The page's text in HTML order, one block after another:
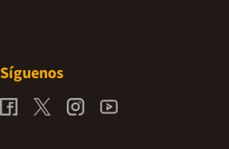
Síguenos